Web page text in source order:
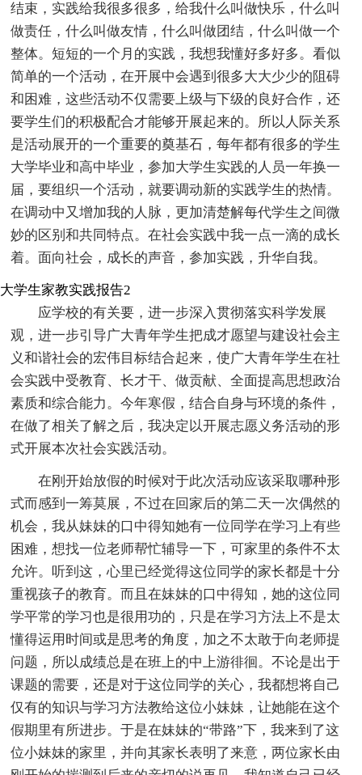
结束，实践给我很多很多，给我什么叫做快乐，什么叫
做责任，什么叫做友情，什么叫做团结，什么叫做一个
整体。短短的一个月的实践，我想我懂好多好多。看似
简单的一个活动，在开展中会遇到很多大大少少的阻碍
和困难，这些活动不仅需要上级与下级的良好合作，还
要学生们的积极配合才能够开展起来的。所以人际关系
是活动展开的一个重要的奠基石，每年都有很多的学生
大学毕业和高中毕业，参加大学生实践的人员一年换一
届，要组织一个活动，就要调动新的实践学生的热情。
在调动中又增加我的人脉，更加清楚解每代学生之间微
妙的区别和共同特点。在社会实践中我一点一滴的成长
着。面向社会，成长的声音，参加实践，升华自我。
大学生家教实践报告2
应学校的有关要，进一步深入贯彻落实科学发展
观，进一步引导广大青年学生把成才愿望与建设社会主
义和谐社会的宏伟目标结合起来，使广大青年学生在社
会实践中受教育、长才干、做贡献、全面提高思想政治
素质和综合能力。今年寒假，结合自身与环境的条件，
在做了相关了解之后，我决定以开展志愿义务活动的形
式开展本次社会实践活动。
在刚开始放假的时候对于此次活动应该采取哪种形
式而感到一筹莫展，不过在回家后的第二天一次偶然的
机会，我从妹妹的口中得知她有一位同学在学习上有些
困难，想找一位老师帮忙辅导一下，可家里的条件不太
允许。听到这，心里已经觉得这位同学的家长都是十分
重视孩子的教育。而且在妹妹的口中得知，她的这位同
学平常的学习也是很用功的，只是在学习方法上不是太
懂得运用时间或是思考的角度，加之不太敢于向老师提
问题，所以成绩总是在班上的中上游徘徊。不论是出于
课题的需要，还是对于这位同学的关心，我都想将自己
仅有的知识与学习方法教给这位小妹妹，让她能在这个
假期里有所进步。于是在妹妹的“带路”下，我来到了这
位小妹妹的家里，并向其家长表明了来意，两位家长由